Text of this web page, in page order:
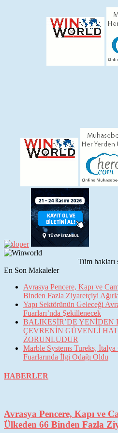
Tüm hakları
En Son Makaleler
Avrasya Pencere, Kapı ve
Binden Fazla Ziyaretçiyi
Yapı Sektörünün Geleceği
Fuarları’nda Şekillenecek
BALIKESİR’DE YENİDEN
ÇEVRENİN GÜVENLİ
ZORUNLUDUR
Marble Systems Tureks,
Fuarlarında İlgi Odağı Oldu
HABERLER
Avrasya Pencere, Kapı ve
Ülkeden 66 Binden Fazla